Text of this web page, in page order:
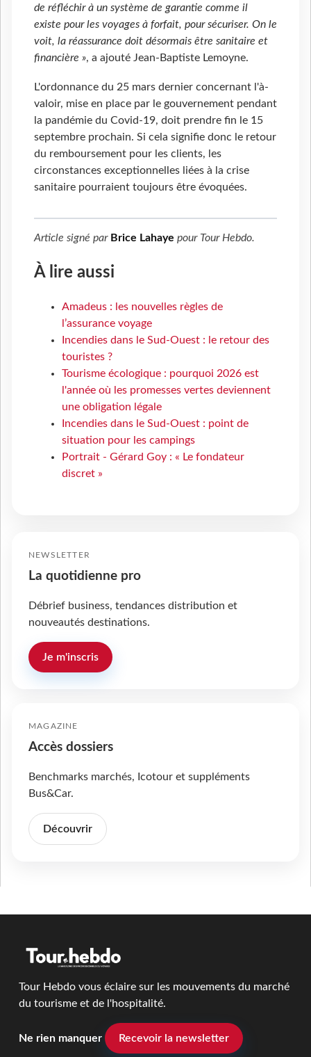
de réfléchir à un système de garantie comme il
existe pour les voyages à forfait, pour sécuriser. On le
voit, la réassurance doit désormais être sanitaire et
financière », a ajouté Jean-Baptiste Lemoyne.
L'ordonnance du 25 mars dernier concernant l'à-
valoir, mise en place par le gouvernement pendant
la pandémie du Covid-19, doit prendre fin le 15
septembre prochain. Si cela signifie donc le retour
du remboursement pour les clients, les
circonstances exceptionnelles liées à la crise
sanitaire pourraient toujours être évoquées.
Article signé par Brice Lahaye pour Tour Hebdo.
À lire aussi
Amadeus : les nouvelles règles de
l’assurance voyage
Incendies dans le Sud-Ouest : le retour des
touristes ?
Tourisme écologique : pourquoi 2026 est
l'année où les promesses vertes deviennent
une obligation légale
Incendies dans le Sud-Ouest : point de
situation pour les campings
Portrait - Gérard Goy : « Le fondateur
discret »
NEWSLETTER
La quotidienne pro
Débrief business, tendances distribution et
nouveautés destinations.
Je m'inscris
MAGAZINE
Accès dossiers
Benchmarks marchés, Icotour et suppléments
Bus&Car.
Découvrir
Tour Hebdo vous éclaire sur les mouvements du marché
du tourisme et de l'hospitalité.
Ne rien manquer Recevoir la newsletter